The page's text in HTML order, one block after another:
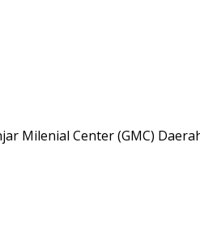
Milenial Center (GMC)